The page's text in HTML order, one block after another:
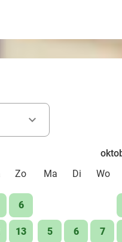
Zo
6
13
Ma
Di Wo
5 6 7